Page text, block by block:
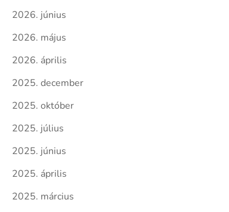
2026. június
2026. május
2026. április
2025. december
2025. október
2025. július
2025. június
2025. április
2025. március